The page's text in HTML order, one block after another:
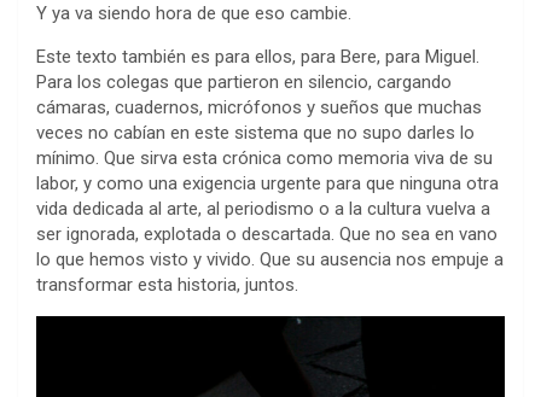
Y ya va siendo hora de que eso cambie.
Este texto también es para ellos, para Bere, para Miguel.
Para los colegas que partieron en silencio, cargando
cámaras, cuadernos, micrófonos y sueños que muchas
veces no cabían en este sistema que no supo darles lo
mínimo. Que sirva esta crónica como memoria viva de su
labor, y como una exigencia urgente para que ninguna otra
vida dedicada al arte, al periodismo o a la cultura vuelva a
ser ignorada, explotada o descartada. Que no sea en vano
lo que hemos visto y vivido. Que su ausencia nos empuje a
transformar esta historia, juntos.